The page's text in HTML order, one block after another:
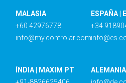
MALASIA
+60 42976778
info@my.controlar.com
ESPAÑA |
+34
ÍNDIA | MAXIM PT
ALEMANIA